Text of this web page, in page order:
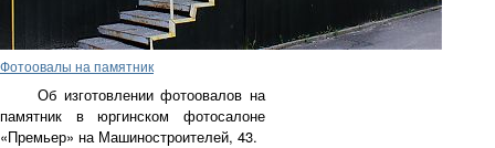
Фотоовалы на памятник
Об изготовлении фотоовалов на
памятник в юргинском фотосалоне
«Премьер» на Машиностроителей, 43.